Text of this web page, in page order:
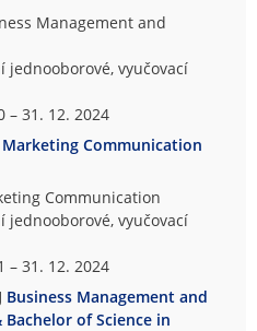
Management and
jednooborové, vyučovací
– 31. 12. 2024
Marketing Communication
Communication
jednooborové, vyučovací
– 31. 12. 2024
Business Management and
of Science in